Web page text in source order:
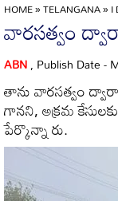
HOME»TELANGANA»I
వారసత్వం
ABN, Publish Date -
తాను వారసత్వం
గానని, అక్రమ
పేర్కొన్నా రు.